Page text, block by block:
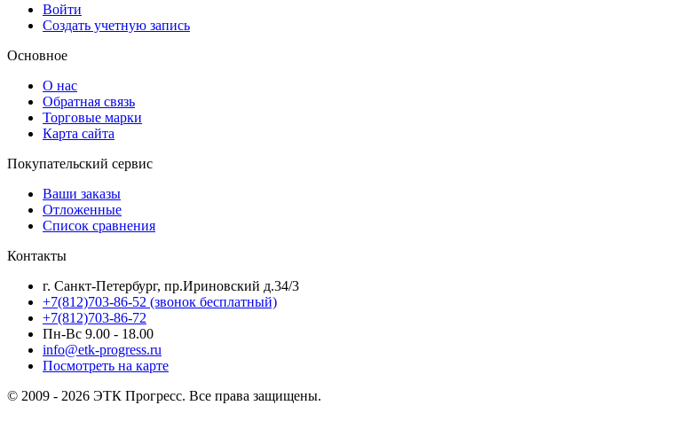
Войти
Создать учетную запись
Основное
О нас
Обратная связь
Торговые марки
Карта сайта
Покупательский сервис
Ваши заказы
Отложенные
Список сравнения
Контакты
г. Санкт-Петербург, пр.Ириновский д.34/3
+7(812)703-86-52 (звонок бесплатный)
+7(812)703-86-72
Пн-Вс 9.00 - 18.00
info@etk-progress.ru
Посмотреть на карте
© 2009 - 2026 ЭТК Прогресс. Все права защищены.